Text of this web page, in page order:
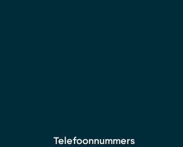
Telefoonnummers